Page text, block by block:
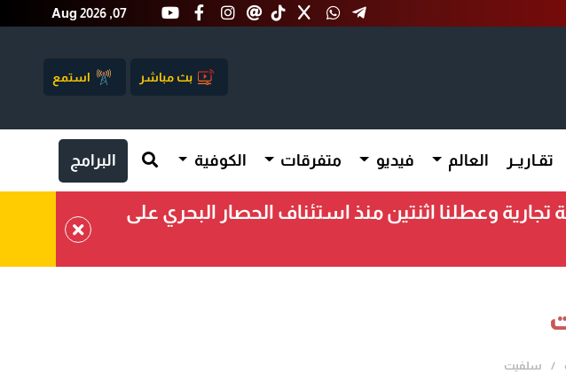
Aug 2026 ,07
بث مباشر استمع
تقـاريــر العالم فيديو متفرقات الكوفية البرامج
الأمريكية: غيرنا مسار ٥١ سفينة تجارية وعطلنا اثنتين منذ استئناف الحصار البحري على
سلفيت